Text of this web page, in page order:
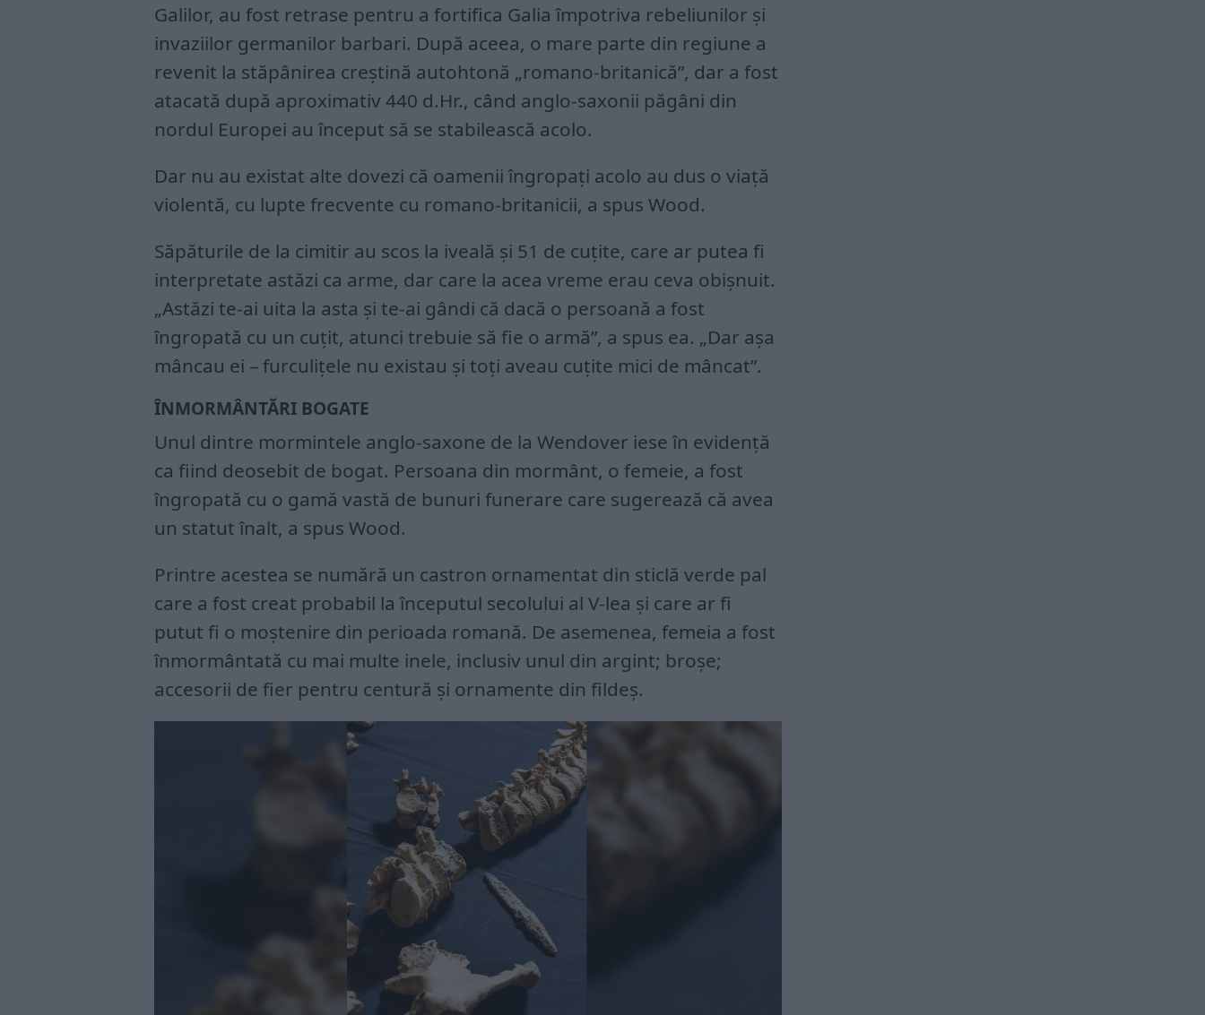
Galilor, au fost retrase pentru a fortifica Galia împotriva rebeliunilor și
invaziilor germanilor barbari. După aceea, o mare parte din regiune a
revenit la stăpânirea creștină autohtonă „romano-britanică”, dar a fost
atacată după aproximativ 440 d.Hr., când anglo-saxonii păgâni din
nordul Europei au început să se stabilească acolo.
Dar nu au existat alte dovezi că oamenii îngropați acolo au dus o viață
violentă, cu lupte frecvente cu romano-britanicii, a spus Wood.
Săpăturile de la cimitir au scos la iveală și 51 de cuțite, care ar putea fi
interpretate astăzi ca arme, dar care la acea vreme erau ceva obișnuit.
„Astăzi te-ai uita la asta și te-ai gândi că dacă o persoană a fost
îngropată cu un cuțit, atunci trebuie să fie o armă”, a spus ea. „Dar așa
mâncau ei – furculițele nu existau și toți aveau cuțite mici de mâncat”.
ÎNMORMÂNTĂRI BOGATE
Unul dintre mormintele anglo-saxone de la Wendover iese în evidență
ca fiind deosebit de bogat. Persoana din mormânt, o femeie, a fost
îngropată cu o gamă vastă de bunuri funerare care sugerează că avea
un statut înalt, a spus Wood.
Printre acestea se numără un castron ornamentat din sticlă verde pal
care a fost creat probabil la începutul secolului al V-lea și care ar fi
putut fi o moștenire din perioada romană. De asemenea, femeia a fost
înmormântată cu mai multe inele, inclusiv unul din argint; broșe;
accesorii de fier pentru centură și ornamente din fildeș.